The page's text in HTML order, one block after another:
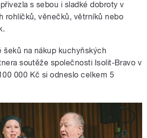
s sebou i sladké dobroty v
rohlíčků, věnečků, větrníků nebo
šeků na nákup kuchyňských
soutěže společnosti Isolit-Bravo v
000 Kč si odneslo celkem 5